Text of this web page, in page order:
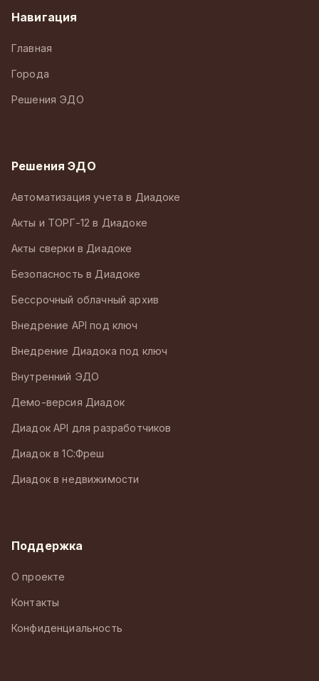
Навигация
Главная
Города
Решения ЭДО
Решения ЭДО
Автоматизация учета в Диадоке
Акты и ТОРГ-12 в Диадоке
Акты сверки в Диадоке
Безопасность в Диадоке
Бессрочный облачный архив
Внедрение API под ключ
Внедрение Диадока под ключ
Внутренний ЭДО
Демо-версия Диадок
Диадок API для разработчиков
Диадок в 1С:Фреш
Диадок в недвижимости
Поддержка
О проекте
Контакты
Конфиденциальность